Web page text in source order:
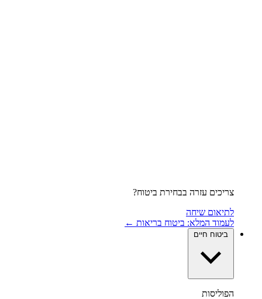
צריכים עזרה בבחירת ביטוח?
לתיאום שיחה
לעמוד המלא: ביטוח בריאות ←
ביטוח חיים
הפוליסות